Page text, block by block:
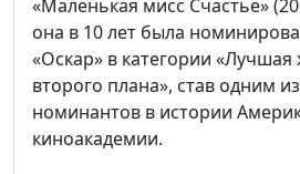
«Маленькая мисс Счастье»
она в 10 лет была
«Оскар» в категории «Лучшая
второго плана», став одним
номинантов в истории
киноакадемии.